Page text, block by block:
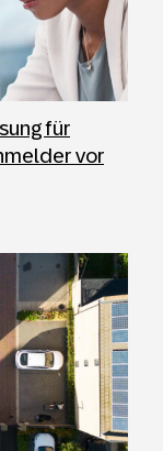
für
vor